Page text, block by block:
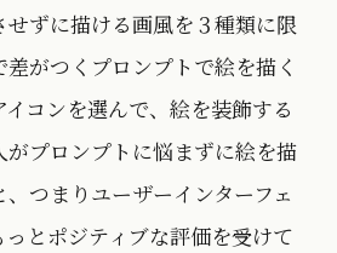
ずに描ける画風を３種類に限
がつくプロンプトで絵を描く
コンを選んで、絵を装飾する
プロンプトに悩まずに絵を描
つまりユーザーインターフェ
とポジティブな評価を受けて